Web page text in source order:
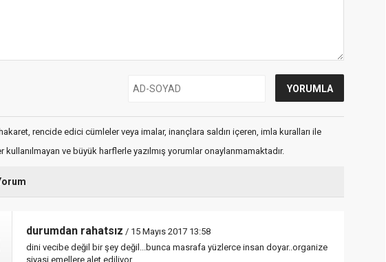
rencide edici cümleler veya imalar, inançlara saldırı içeren, imla kuralları ile
kullanılmayan ve büyük harflerle yazılmış yorumlar onaylanmamaktadır.
durumdan rahatsız / 15 Mayıs 2017 13:58
dini vecibe değil bir şey değil...bunca masrafa yüzlerce insan doyar..organize
siyasi emellere alet ediliyor...